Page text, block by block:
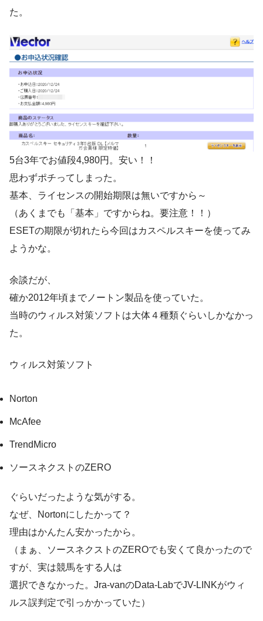
た。
5台3年でお値段4,980円。安い！！
思わずポチってしまった。
基本、ライセンスの開始期限は無いですから～
（あくまでも「基本」ですからね。要注意！！）
ESETの期限が切れたら今回はカスペルスキーを使ってみ
ようかな。
余談だが、
確か2012年頃までノートン製品を使っていた。
当時のウィルス対策ソフトは大体４種類ぐらいしかなかっ
た。
ウィルス対策ソフト
Norton
McAfee
TrendMicro
ソースネクストのZERO
ぐらいだったような気がする。
なぜ、Nortonにしたかって？
理由はかんたん安かったから。
（まぁ、ソースネクストのZEROでも安くて良かったので
すが、実は競馬をする人は
選択できなかった。Jra-vanのData-LabでJV-LINKがウィ
ルス誤判定で引っかかっていた）